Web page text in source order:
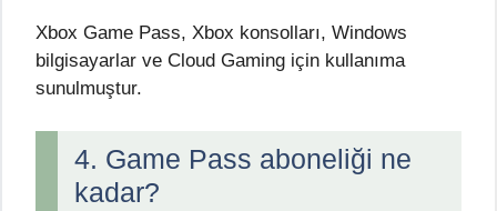
Xbox Game Pass, Xbox konsolları, Windows
bilgisayarlar ve Cloud Gaming için kullanıma
sunulmuştur.
4. Game Pass aboneliği ne
kadar?